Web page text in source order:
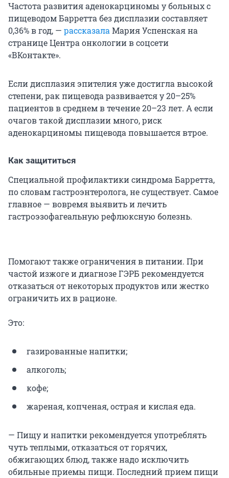
Частота развития аденокарциномы у больных с
пищеводом Барретта без дисплазии составляет
0,36% в год, — рассказалаМария Успенская на
странице Центра онкологии в соцсети
«ВКонтакте».
Если дисплазия эпителия уже достигла высокой
степени, рак пищевода развивается у 20–25%
пациентов в среднем в течение 20–23 лет. А если
очагов такой дисплазии много, риск
аденокарциномы пищевода повышается втрое.
Как защититься
Специальной профилактики синдрома Барретта,
по словам гастроэнтеролога, не существует. Самое
главное — вовремя выявить и лечить
гастроэзофагеальную рефлюксную болезнь.
Помогают также ограничения в питании. При
частой изжоге и диагнозе ГЭРБ рекомендуется
отказаться от некоторых продуктов или жестко
ограничить их в рационе.
Это:
газированные напитки;
алкоголь;
кофе;
жареная, копченая, острая и кислая еда.
— Пищу и напитки рекомендуется употреблять
чуть теплыми, отказаться от горячих,
обжигающих блюд, также надо исключить
обильные приемы пищи. Последний прием пищи